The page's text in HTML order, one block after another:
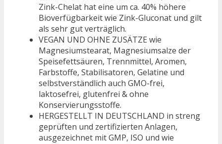
Zink-Chelat hat eine um ca. 40% höhere
Bioverfügbarkeit wie Zink-Gluconat und gilt
als sehr gut verträglich.
VEGAN UND OHNE ZUSÄTZE wie
Magnesiumstearat, Magnesiumsalze der
Speisefettsäuren, Trennmittel, Aromen,
Farbstoffe, Stabilisatoren, Gelatine und
selbstverständlich auch GMO-frei,
laktosefrei, glutenfrei & ohne
Konservierungsstoffe.
HERGESTELLT IN DEUTSCHLAND in streng
geprüften und zertifizierten Anlagen,
ausgezeichnet mit GMP, ISO und wie